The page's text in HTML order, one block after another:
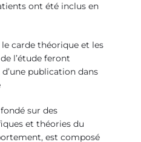
ont été inclus en
carde théorique et les
l’étude feront
publication dans
sur des
et théories du
est composé